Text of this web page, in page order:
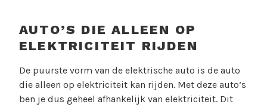
AUTO’S DIE ALLEEN OP
ELEKTRICITEIT RIJDEN
De puurste vorm van de elektrische auto is de auto
die alleen op elektriciteit kan rijden. Met deze auto’s
ben je dus geheel afhankelijk van elektriciteit. Dit